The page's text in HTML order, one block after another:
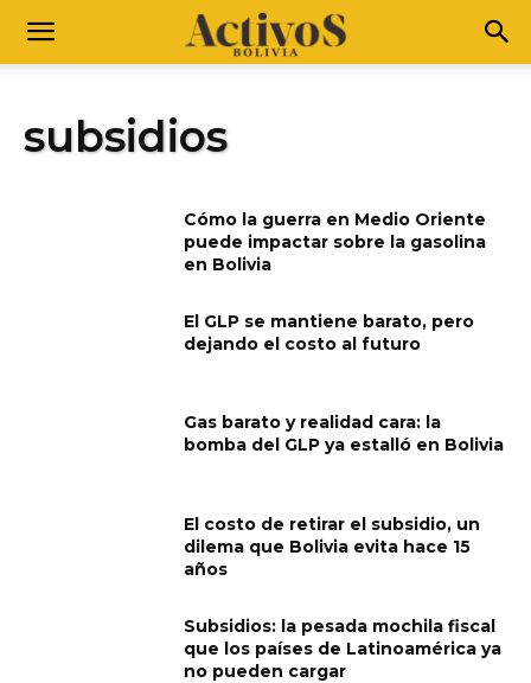
subsidios
Cómo la guerra en Medio Oriente
puede impactar sobre la gasolina
en Bolivia
El GLP se mantiene barato, pero
dejando el costo al futuro
Gas barato y realidad cara: la
bomba del GLP ya estalló en Bolivia
El costo de retirar el subsidio, un
dilema que Bolivia evita hace 15
años
Subsidios: la pesada mochila fiscal
que los países de Latinoamérica ya
no pueden cargar